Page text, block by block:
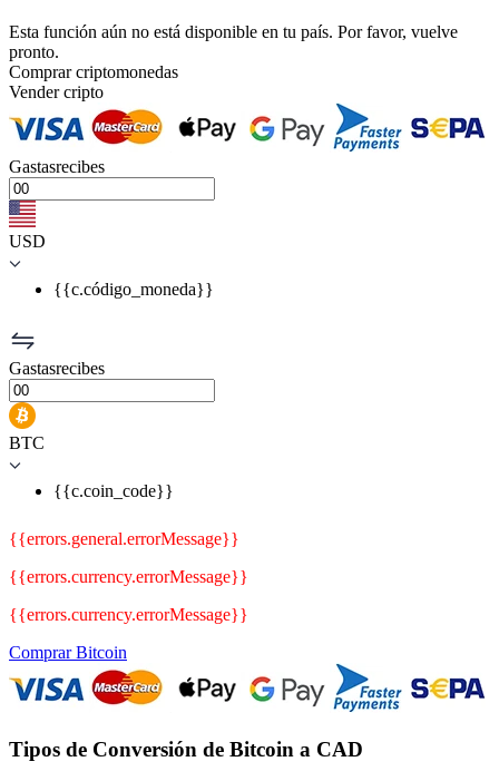
Esta función aún no está disponible en tu país. Por favor, vuelve
pronto.
Comprar criptomonedas
Vender cripto
Gastasrecibes
USD
{{c.código_moneda}}
Gastasrecibes
BTC
{{c.coin_code}}
{{errors.general.errorMessage}}
{{errors.currency.errorMessage}}
{{errors.currency.errorMessage}}
Comprar Bitcoin
Tipos de Conversión de Bitcoin a CAD